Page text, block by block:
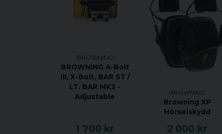
BROWNING
BROWNING A-Bolt
III, X-Bolt, BAR ST /
LT. BAR MK3 -
Adjustable
1 700 kr
BROWNING
Browning XP
Hörselskydd
2 000 kr